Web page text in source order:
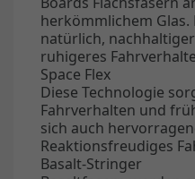
herkömmlichem
natürlich,
ruhigeres
Space Flex
Diese Technologie
Fahrverhalten und
sich auch
Reaktionsfreudiges
Basalt-Stringer